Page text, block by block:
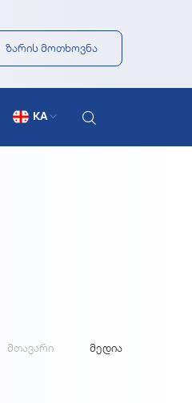
ზარის მოთხოვნა
KA
მთავარი მედია